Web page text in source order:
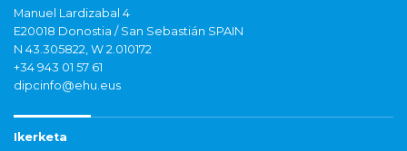
Manuel Lardizabal 4
E20018 Donostia / San Sebastián SPAIN
N 43.305822, W 2.010172
+34 943 01 57 61
dipcinfo@ehu.eus
Ikerketa